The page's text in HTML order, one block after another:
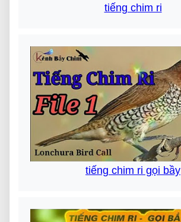
tiếng chim ri
tiếng chim ri gọi bầy